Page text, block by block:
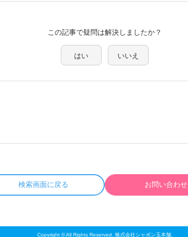
この記事で疑問は解決しましたか？
はい いいえ
検索画面に戻る お問い合わせ
Copyright © All Rights Reserved. 株式会社シャボン玉本舗.